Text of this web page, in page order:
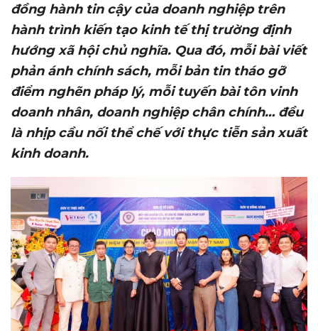
đồng hành tin cậy của doanh nghiệp trên
hành trình kiến tạo kinhtếthị trường định
hướng xã hội chủ nghĩa. Quađó, mỗi bài viết
phản ánh chính sách, mỗi bản tin tháo gỡ
điểm nghẽn pháp lý, mỗi tuyến bài tôn vinh
doanh nhân, doanh nghiệp chân chính… đều
là nhịp cầu nối thể chế với thực tiễn sản xuất
kinh doanh.